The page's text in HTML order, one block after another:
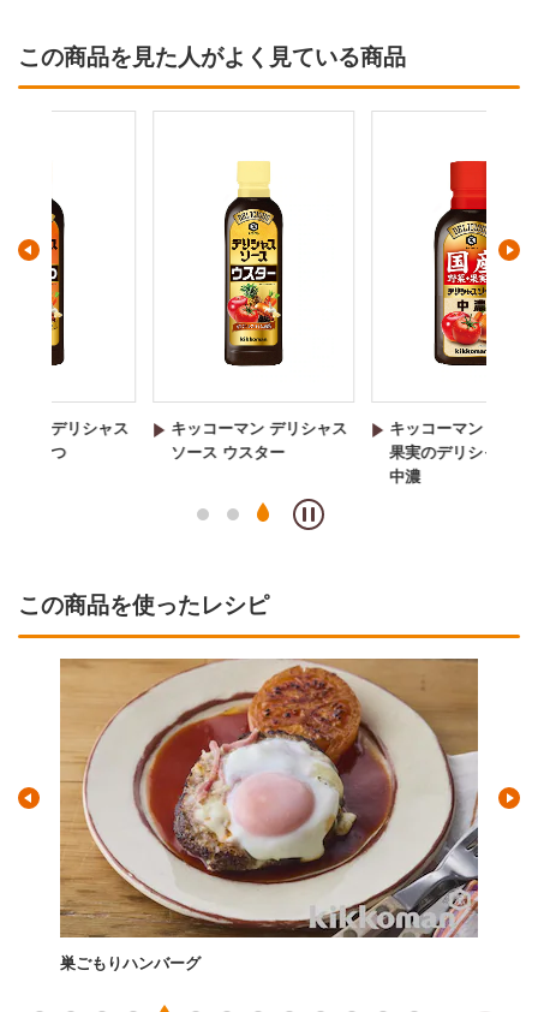
この商品を見た人がよく見ている商品
キッコーマン デリシャス
ソース ウスター
キッコーマン 国産野菜・
果実のデリシャスソース
この商品を使ったレシピ
ルウ要らず！ポークハヤシライス（リコピンリッチ トマト